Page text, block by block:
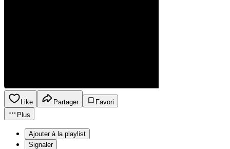
Like Partager
Favori
Plus
Ajouter à la playlist
Signaler